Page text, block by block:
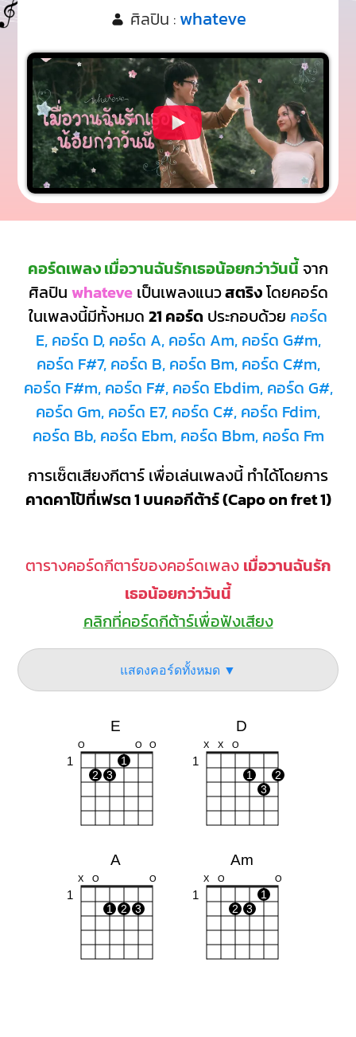
ศิลปิน : whateve
คอร์ดเพลง เมื่อวานฉันรักเธอน้อยกว่าวันนี้จาก
ศิลปิน whateveเป็นเพลงแนวสตริงโดยคอร์ด
ในเพลงนี้มีทั้งหมด 21 คอร์ด ประกอบด้วย คอร์ด
E, คอร์ด D, คอร์ด A, คอร์ด Am, คอร์ด G#m,
คอร์ด F#7, คอร์ด B, คอร์ด Bm, คอร์ด C#m,
คอร์ด F#m, คอร์ด F#, คอร์ด Ebdim, คอร์ด G#,
คอร์ด Gm, คอร์ด E7, คอร์ด C#, คอร์ด Fdim,
คอร์ด Bb, คอร์ด Ebm, คอร์ด Bbm, คอร์ด Fm
การเซ็ตเสียงกีตาร์ เพื่อเล่นเพลงนี้ ทำได้โดยการ
คาดคาโป้ที่เฟรต 1 บนคอกีต้าร์ (Capo on fret 1)
ตารางคอร์ดกีตาร์ของคอร์ดเพลง เมื่อวานฉันรัก
เธอน้อยกว่าวันนี้
คลิกที่คอร์ดกีต้าร์เพื่อฟังเสียง
แสดงคอร์ดทั้งหมด ▼
E
O O O
1
1
2
3
D
X X O
1
1
2
3
A
X O O
1
1 2 3
Am
X O O
1
1
2
3